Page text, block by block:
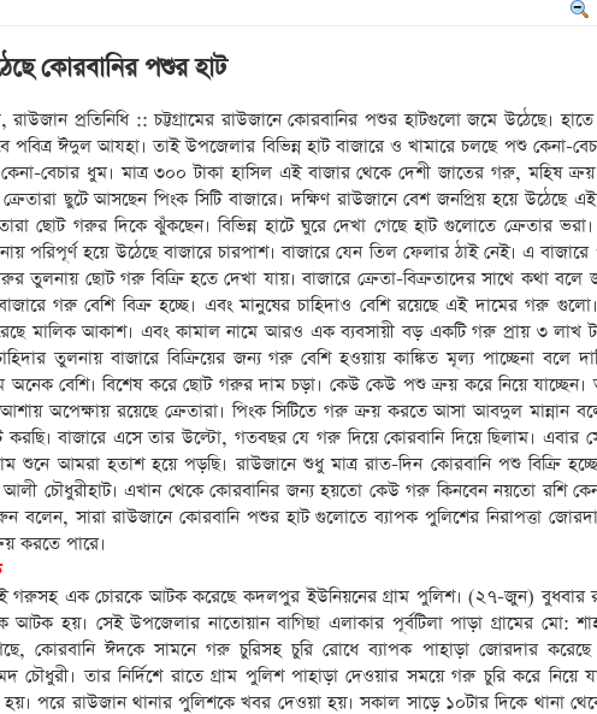
কোরবানির পশুর হাট
প্রতিনিধি :: চট্টগ্রামের রাউজানে কোরবানির পশুর হাটগুলো জমে উঠেছে।
পবিত্র ঈদুল আযহা। তাই উপজেলার বিভিন্ন হাট বাজারে ও খামারে চলছে পশু কেনা-
বেচার ধুম। মাত্র ৩০০ টাকা হাসিল এই বাজার থেকে দেশী জাতের গরু, মহিষ
ছুটে আসছেন পিংক সিটি বাজারে। দক্ষিণ রাউজানে বেশ জনপ্রিয় হয়ে উঠেছে এই
ছোট গরুর দিকে ঝুঁকছেন। বিভিন্ন হাটে ঘুরে দেখা গেছে হাট গুলোতে ক্রেতার ভরা।
পরিপূর্ণ হয়ে উঠেছে বাজারে চারপাশ। বাজারে যেন তিল ফেলার ঠাই নেই। এ
তুলনায় ছোট গরু বিক্রি হতে দেখা যায়। বাজারে ক্রেতা-বিক্রতাদের সাথে কথা বলে
গরু বেশি বিক্র হচ্ছে। এবং মানুষের চাহিদাও বেশি রয়েছে এই দামের গরু
মালিক আকাশ। এবং কামাল নামে আরও এক ব্যবসায়ী বড় একটি গরু প্রায় ৩ লাখ
তুলনায় বাজারে বিক্রিয়ের জন্য গরু বেশি হওয়ায় কাঙ্কিত মূল্য পাচ্ছেনা বলে
অনেক বেশি। বিশেষ করে ছোট গরুর দাম চড়া। কেউ কেউ পশু ক্রয় করে নিয়ে যাচ্ছেন।
আশায় অপেক্ষায় রয়েছে ক্রেতারা। পিংক সিটিতে গরু ক্রয় করতে আসা আবদুল মান্নান
করছি। বাজারে এসে তার উল্টো, গতবছর যে গরু দিয়ে কোরবানি দিয়ে ছিলাম। এবার
শুনে আমরা হতাশ হয়ে পড়ছি। রাউজানে শুধু মাত্র রাত-দিন কোরবানি পশু বিক্রি হচ্ছে
চৌধুরীহাট। এখান থেকে কোরবানির জন্য হয়তো কেউ গরু কিনবেন নয়তো রশি
বলেন, সারা রাউজানে কোরবানি পশুর হাট গুলোতে ব্যাপক পুলিশের নিরাপত্তা
করতে পারে।
গরুসহ এক চোরকে আটক করেছে কদলপুর ইউনিয়নের গ্রাম পুলিশ। (২৭-জুন) বুধবার
আটক হয়। সেই উপজেলার নাতোয়ান বাগিছা এলাকার পূর্বটিলা পাড়া গ্রামের মো:
কোরবানি ঈদকে সামনে গরু চুরিসহ চুরি রোধে ব্যাপক পাহাড়া জোরদার
চৌধুরী। তার নির্দিশে রাতে গ্রাম পুলিশ পাহাড়া দেওয়ার সময়ে গরু চুরি করে নিয়ে
পরে রাউজান থানার পুলিশকে খবর দেওয়া হয়। সকাল সাড়ে ১০টার দিকে থানা